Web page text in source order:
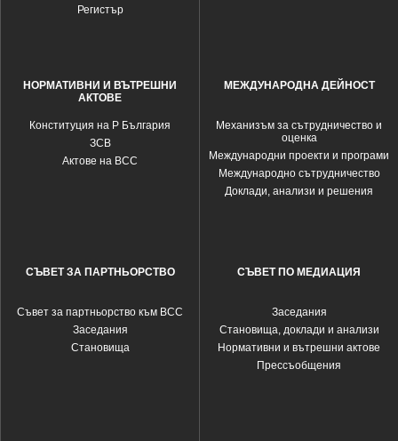
Регистър
НОРМАТИВНИ И ВЪТРЕШНИ
АКТОВЕ
Конституция на Р България
ЗСВ
Актове на ВСС
МЕЖДУНАРОДНА ДЕЙНОСТ
Механизъм за сътрудничество и
оценка
Международни проекти и програми
Международно сътрудничество
Доклади, анализи и решения
СЪВЕТ ЗА ПАРТНЬОРСТВО
Съвет за партньорство към ВСС
Заседания
Становища
СЪВЕТ ПО МЕДИАЦИЯ
Заседания
Становища, доклади и анализи
Нормативни и вътрешни актове
Прессъобщения